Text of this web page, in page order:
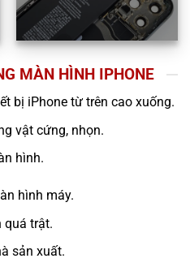
MÀN HÌNH IPHONE
bị iPhone từ trên cao xuống.
vật cứng, nhọn.
hình.
hình máy.
quá trật.
sản xuất.